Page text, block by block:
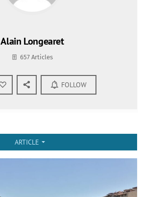
Alain Longearet
657 Articles
FOLLOW
ARTICLE arrow_drop_down